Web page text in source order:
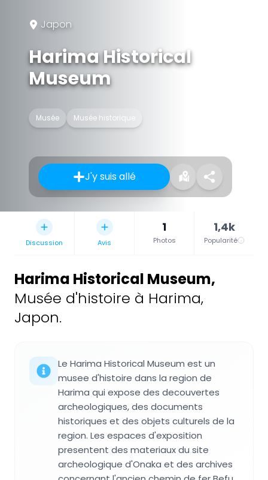
Japon
Harima Historical
Museum
Musée Musée historique
J'y suis allé
Discussion Avis
1
Photos
1,4k
Popularité
Harima Historical Museum,
Musée d'histoire à Harima,
Japon.
Le Harima Historical Museum est un
musee d'histoire dans la region de
Harima qui expose des decouvertes
archeologiques, des documents
historiques et des objets culturels de la
region. Les espaces d'exposition
presentent des materiaux du site
archeologique d'Onaka et des archives